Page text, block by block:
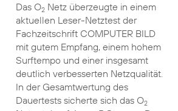
Das O2Netz überzeugte in einem
aktuellen Leser-Netztest der
Fachzeitschrift COMPUTER BILD
mit gutem Empfang, einem hohem
Surftempo und einer insgesamt
deutlich verbesserten Netzqualität.
In der Gesamtwertung des
Dauertests sicherte sich das O2